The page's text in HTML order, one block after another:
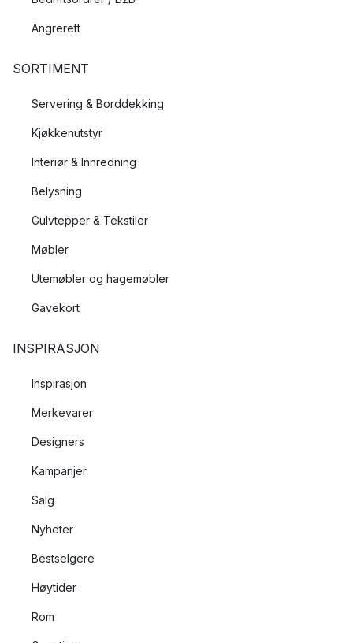
Angrerett
SORTIMENT
Servering & Borddekking
Kjøkkenutstyr
Interiør & Innredning
Belysning
Gulvtepper & Tekstiler
Møbler
Utemøbler og hagemøbler
Gavekort
INSPIRASJON
Inspirasjon
Merkevarer
Designers
Kampanjer
Salg
Nyheter
Bestselgere
Høytider
Rom